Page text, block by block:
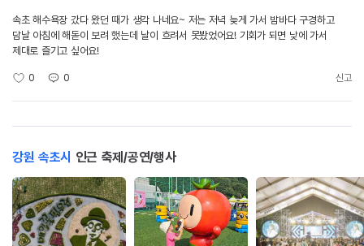
속초 해수욕장 갔다 왔던 때가 생각 나네요~ 저는 저녁 늦게 가서 밤바다 구경하고
담날 아침에 해돋이 보려 했는데 날이 흐려서 못봤었어요! 기회가 되면 낮에 가서
제대로 즐기고 싶어요!
0 0 신고
강원 속초시 인근 축제/공연/행사